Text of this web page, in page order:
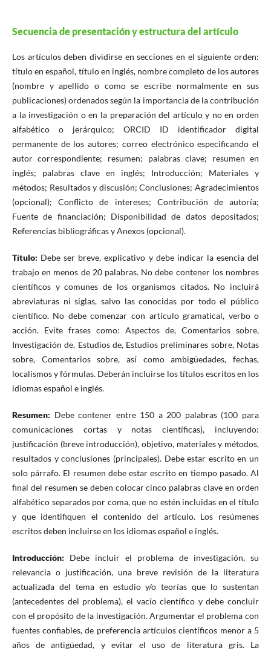
Secuencia de presentación y estructura del artículo
Los artículos deben dividirse en secciones en el siguiente orden:
título en español, título en inglés, nombre completo de los autores
(nombre y apellido o como se escribe normalmente en sus
publicaciones) ordenados según la importancia de la contribución
a la investigación o en la preparación del artículo y no en orden
alfabético o jerárquico; ORCID ID identificador digital
permanente de los autores; correo electrónico especificando el
autor correspondiente; resumen; palabras clave; resumen en
inglés; palabras clave en inglés; Introducción; Materiales y
métodos; Resultados y discusión; Conclusiones; Agradecimientos
(opcional); Conflicto de intereses; Contribución de autoría;
Fuente de financiación; Disponibilidad de datos depositados;
Referencias bibliográficas y Anexos (opcional).
Título: Debe ser breve, explicativo y debe indicar la esencia del
trabajo en menos de 20 palabras. No debe contener los nombres
científicos y comunes de los organismos citados. No incluirá
abreviaturas ni siglas, salvo las conocidas por todo el público
científico. No debe comenzar con artículo gramatical, verbo o
acción. Evite frases como: Aspectos de, Comentarios sobre,
Investigación de, Estudios de, Estudios preliminares sobre, Notas
sobre, Comentarios sobre, así como ambigüedades, fechas,
localismos y fórmulas. Deberán incluirse los títulos escritos en los
idiomas español e inglés.
Resumen: Debe contener entre 150 a 200 palabras (100 para
comunicaciones cortas y notas científicas), incluyendo:
justificación (breve introducción), objetivo, materiales y métodos,
resultados y conclusiones (principales). Debe estar escrito en un
solo párrafo. El resumen debe estar escrito en tiempo pasado. Al
final del resumen se deben colocar cinco palabras clave en orden
alfabético separados por coma, que no estén incluidas en el título
y que identifiquen el contenido del artículo. Los resúmenes
escritos deben incluirse en los idiomas español e inglés.
Introducción: Debe incluir el problema de investigación, su
relevancia o justificación, una breve revisión de la literatura
actualizada del tema en estudio y/o teorías que lo sustentan
(antecedentes del problema), el vacío científico y debe concluir
con el propósito de la investigación. Argumentar el problema con
fuentes confiables, de preferencia artículos científicos menor a 5
años de antigüedad, y evitar el uso de literatura gris. La